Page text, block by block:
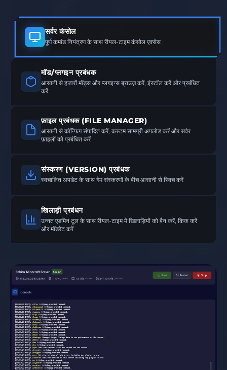
सर्वर कंसोल
पूर्ण कमांड नियंत्रण के साथ रीयल-टाइम कंसोल एक्सेस
मॉड/प्लगइन प्रबंधक
आसानी से हजारों मॉड्स और प्लगइन्स ब्राउज़ करें, इंस्टॉल करें और प्रबंधित
करें
फ़ाइल प्रबंधक (FILE MANAGER)
आसानी से कॉन्फिग संपादित करें, कस्टम सामग्री अपलोड करें और सर्वर
फ़ाइलों को प्रबंधित करें
संस्करण (VERSION) प्रबंधक
स्वचालित अपडेट के साथ गेम संस्करणों के बीच आसानी से स्विच करें
खिलाड़ी प्रबंधन
उन्नत एडमिन टूल के साथ रीयल-टाइम में खिलाड़ियों को बैन करें, किक करें
और मॉडरेट करें